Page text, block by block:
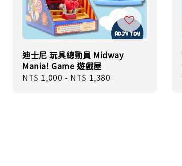
迪士尼 玩具總動員 Midway
Mania! Game 遊戲屋
Regular
NT$ 1,000 - NT$ 1,380